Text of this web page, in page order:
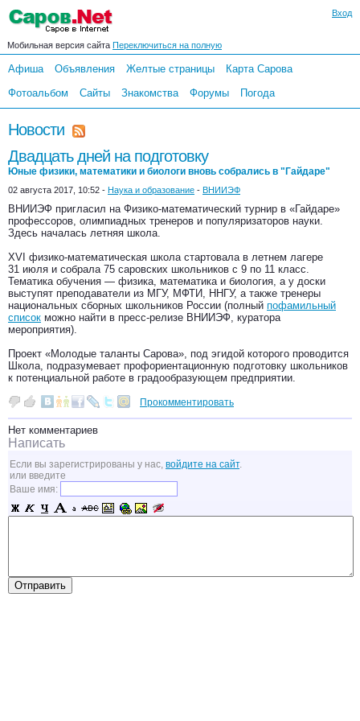
Вход
Мобильная версия сайта Переключиться на полную
Афиша Объявления Желтые страницы
Карта Сарова
Фотоальбом
Сайты Знакомства Форумы Погода
Новости
Двадцать дней на подготовку
Юные физики, математики и биологи вновь собрались в "Гайдаре"
02 августа 2017, 10:52 - Наука и образование - ВНИИЭФ
ВНИИЭФ пригласил на Физико-математический турнир в «Гайдаре»
профессоров, олимпиадных тренеров и популяризаторов науки.
Здесь началась летняя школа.
XVI физико-математическая школа стартовала в летнем лагере
31 июля и собрала 75 саровских школьников с 9 по 11 класс.
Тематика обучения — физика, математика и биология, а у доски
выступят преподаватели из МГУ, МФТИ, ННГУ, а также тренеры
национальных сборных школьников России (полный пофамильный
список можно найти в пресс-релизе ВНИИЭФ, куратора
мероприятия).
Проект «Молодые таланты Сарова», под эгидой которого проводится
Школа, подразумевает профориентационную подготовку школьников
к потенциальной работе в градообразующем предприятии.
Прокомментировать
Нет комментариев
Написать
Если вы зарегистрированы у нас, войдите на сайт.
или введите
Ваше имя: